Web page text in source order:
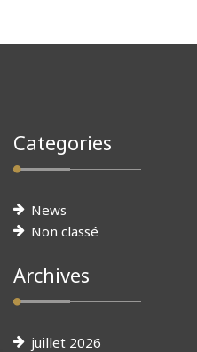
Categories
News
Non classé
Archives
juillet 2026